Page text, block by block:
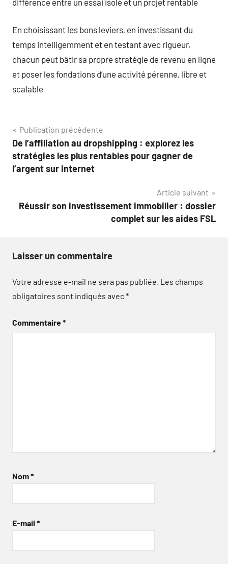
En choisissant les bons leviers, en investissant du
temps intelligemment et en testant avec rigueur,
chacun peut bâtir sa propre stratégie de revenu en ligne
et poser les fondations d’une activité pérenne, libre et
scalable
Navigation
de
l’article
Publication précédente
De l’affiliation au dropshipping : explorez les
stratégies les plus rentables pour gagner de
l’argent sur Internet
Article suivant
Réussir son investissement immobilier : dossier
complet sur les aides FSL
Laisser un commentaire
Votre adresse e-mail ne sera pas publiée. Les champs
obligatoires sont indiqués avec*
Commentaire*
Nom*
E-mail *